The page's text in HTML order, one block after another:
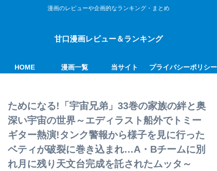
漫画のレビューや企画的なランキング・まとめ
甘口漫画レビュー＆ランキング
HOME 漫画一覧 当サイト プライバシーポリシー
ためになる!「宇宙兄弟」33巻の家族の絆と奥
深い宇宙の世界～エディラスト船外でトミー
ギター熱演!タンク警報から様子を見に行った
ベティが破裂に巻き込まれ…A・Bチームに別
れ月に残り天文台完成を託されたムッタ～